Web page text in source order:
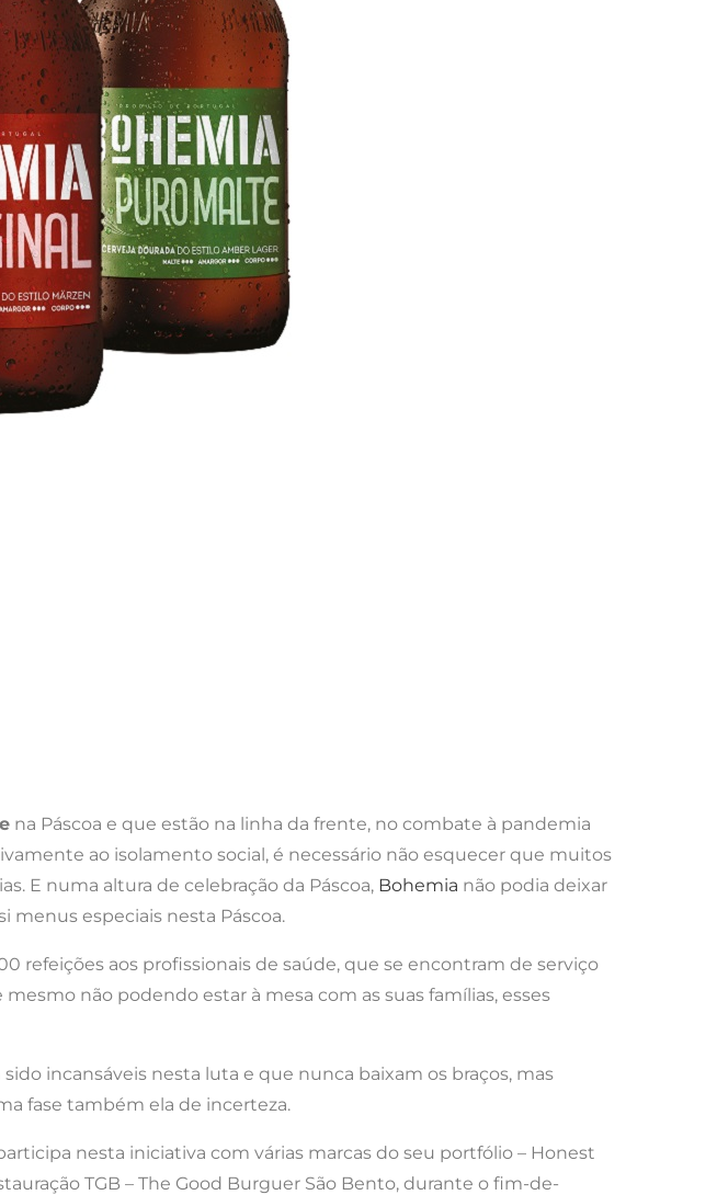
na Páscoa e que estão na linha da frente, no combate à pandemia
ao isolamento social, é necessário não esquecer que muitos
E numa altura de celebração da Páscoa, Bohemia não podia deixar
menus especiais nesta Páscoa.
refeições aos profissionais de saúde, que se encontram de serviço
não podendo estar à mesa com as suas famílias, esses
incansáveis nesta luta e que nunca baixam os braços, mas
fase também ela de incerteza.
nesta iniciativa com várias marcas do seu portfólio – Honest
TGB – The Good Burguer São Bento, durante o fim-de-